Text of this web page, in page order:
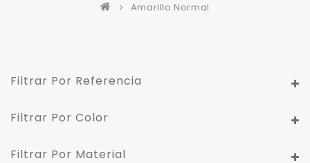
Amarillo Normal
Filtrar Por Referencia
Filtrar Por Color
Filtrar Por Material